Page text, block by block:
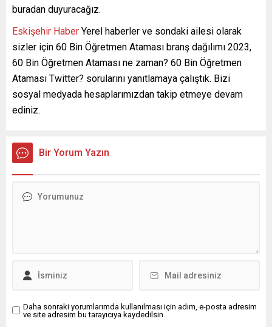
buradan duyuracağız.
Eskişehir Haber Yerel haberler ve sondaki ailesi olarak
sizler için 60 Bin Öğretmen Ataması branş dağılımı 2023,
60 Bin Öğretmen Ataması ne zaman? 60 Bin Öğretmen
Ataması Twitter? sorularını yanıtlamaya çalıştık. Bizi
sosyal medyada hesaplarımızdan takip etmeye devam
ediniz.
Bir Yorum Yazın
Daha sonraki yorumlarımda kullanılması için adım, e-posta adresim
ve site adresim bu tarayıcıya kaydedilsin.